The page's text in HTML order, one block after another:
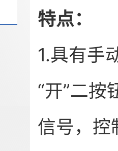
特点：
1.具有手
“开”二
信号，控